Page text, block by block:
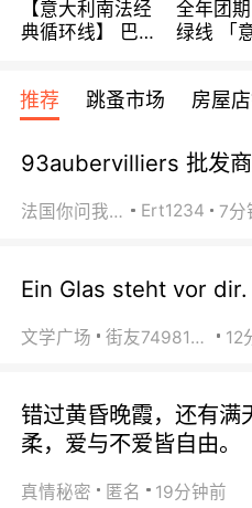
【意大利南法经
典循环线】 巴黎
宾馆 108欧/天起
全程756欧/位
全年团
绿线 「
欧/天起
推荐 跳蚤市场 房屋
93aubervilliers 批发商
法国你问我答 Ert1234 7分
Ein Glas steht vor
文学广场 街友74981146 12
错过黄昏晚霞，还有满
柔，爱与不爱皆自由。
真情秘密 匿名 19分钟前